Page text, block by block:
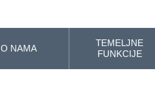
O NAMA
TEMELJNE
FUNKCIJE